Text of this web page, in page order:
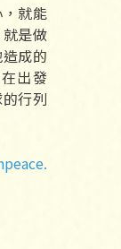
就能
是做
成的
出發
行列